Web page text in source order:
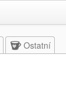
Ostatní